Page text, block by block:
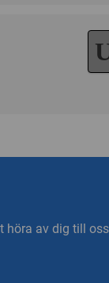
höra av dig till